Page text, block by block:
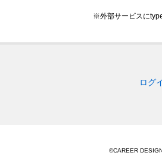
※外部サービスに
ログ
©CAREER